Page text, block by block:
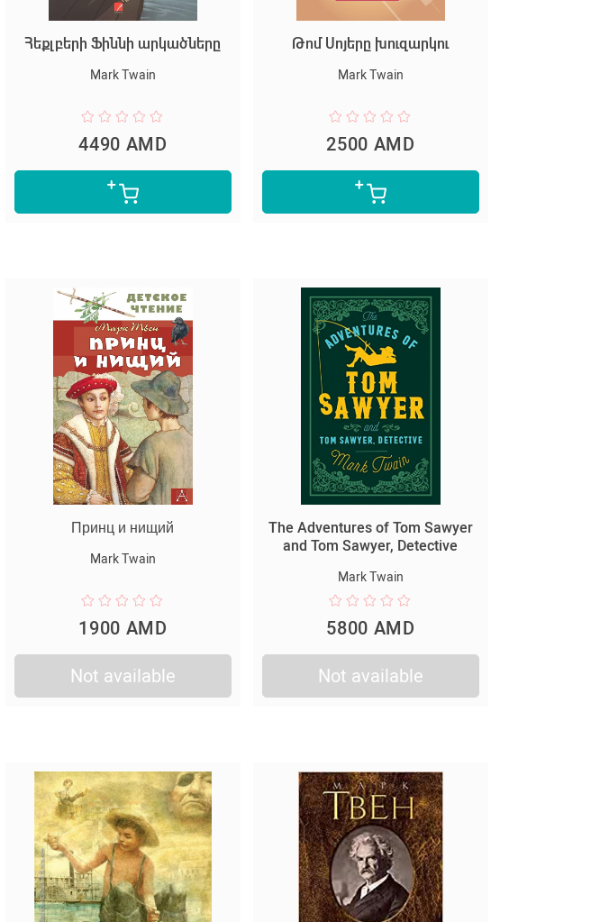
Հեքլբերի Ֆիննի արկածները
Mark Twain
4490 AMD
Թոմ Սոյերը խուզարկու
Mark Twain
2500 AMD
Принц и нищий
Mark Twain
1900 AMD
Not available
The Adventures of Tom Sawyer
and Tom Sawyer, Detective
Mark Twain
5800 AMD
Not available